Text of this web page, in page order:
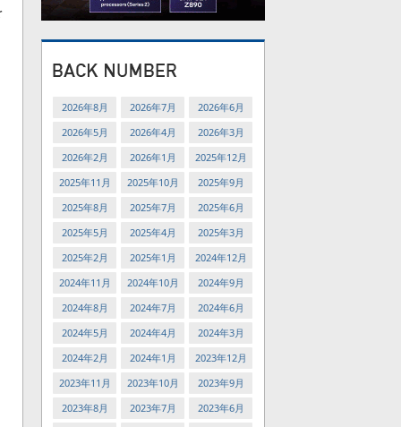
2026年8月 2026年7月
2026年6月
2026年5月
2026年4月
2026年3月
2026年2月
2026年1月
2025年12月
2025年11月
2025年10月
2025年9月
2025年8月
2025年7月
2025年6月
2025年5月
2025年4月
2025年3月
2025年2月
2025年1月
2024年12月
2024年11月
2024年10月
2024年9月
2024年8月
2024年7月
2024年6月
2024年5月
2024年4月
2024年3月
2024年2月
2024年1月
2023年12月
2023年11月
2023年10月
2023年9月
2023年8月
2023年7月
2023年6月